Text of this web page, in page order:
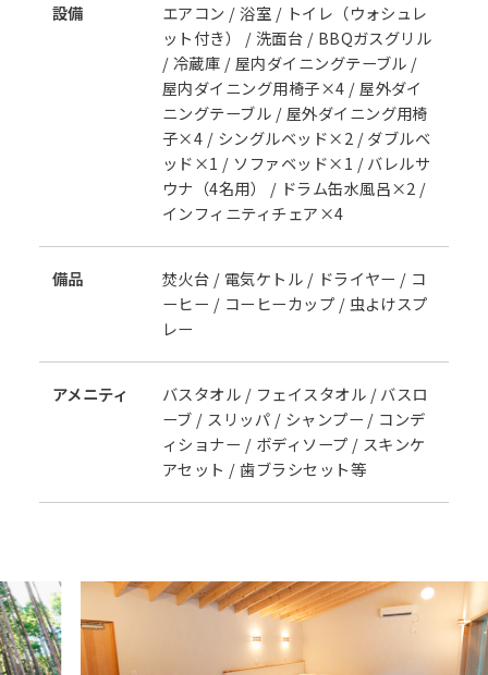
設備
エアコン / 浴室 / トイレ（ウォシュレ
ット付き） / 洗面台 / BBQガスグリル
/ 冷蔵庫 / 屋内ダイニングテーブル /
屋内ダイニング用椅子×4 / 屋外ダイ
ニングテーブル / 屋外ダイニング用椅
子×4 / シングルベッド×2 / ダブルベ
ッド×1 / ソファベッド×1 / バレルサ
ウナ（4名用） / ドラム缶水風呂×2 /
インフィニティチェア×4
備品
焚火台 / 電気ケトル / ドライヤー / コ
ーヒー / コーヒーカップ / 虫よけスプ
レー
アメニティ
バスタオル / フェイスタオル / バスロ
ーブ / スリッパ / シャンプー / コンデ
ィショナー / ボディソープ / スキンケ
アセット / 歯ブラシセット等